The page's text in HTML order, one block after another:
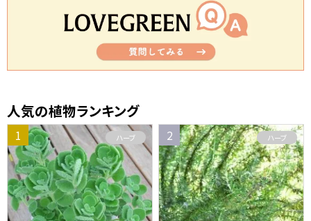
人気の植物ランキング
ハーブ ハーブ